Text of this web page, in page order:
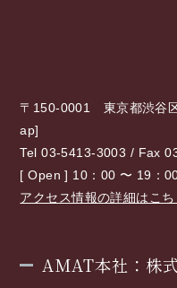
〒150-0001 東京都渋谷
ap]
Tel 03-5413-3003 / Fax
[ Open ] 10：00 〜 19：
アクセス情報の詳細はこち
AMAT本社：株